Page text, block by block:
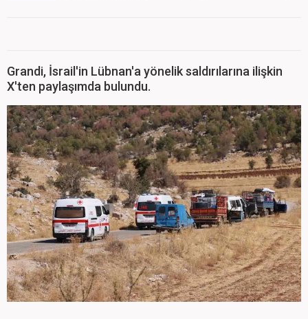
Grandi, İsrail'in Lübnan'a yönelik saldırılarına ilişkin
X'ten paylaşımda bulundu.